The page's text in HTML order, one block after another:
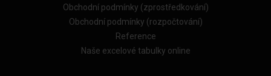
Obchodní podmínky (zprostředkování)
Obchodní podmínky (rozpočtování)
Reference
Naše excelové tabulky online